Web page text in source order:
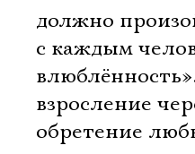
должно
с каждым
взросление
обретение